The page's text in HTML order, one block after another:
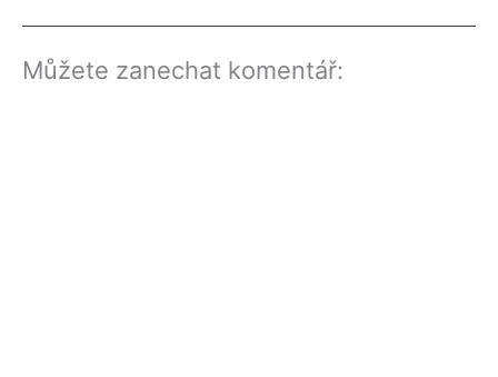
Můžete zanechat komentář: